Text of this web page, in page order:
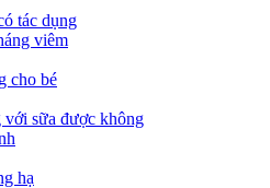
tác dụng
viêm
cho bé
với sữa được không
hạ